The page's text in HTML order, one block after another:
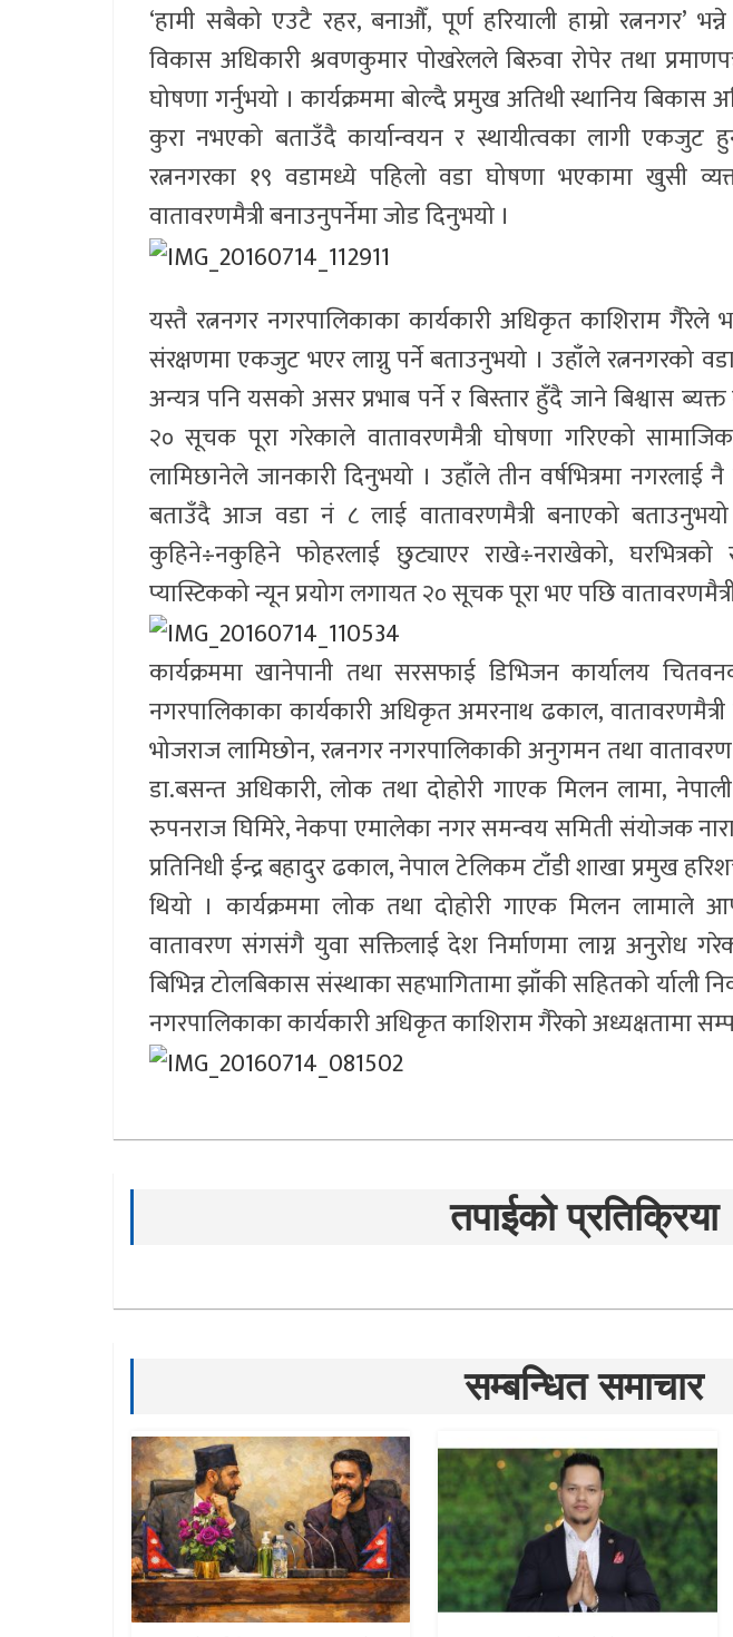
‘हामी सबैको एउटै रहर, बनाऔँ, पूर्ण हरियाली हाम्रो रत्ननगर’
विकास अधिकारी श्रवणकुमार पोखरेलले बिरुवा रोपेर तथा
घोषणा गर्नुभयो । कार्यक्रममा बोल्दै प्रमुख अतिथी स्थानिय
कुरा नभएको बताउँदै कार्यान्वयन र स्थायीत्वका लागी एकजुट
रत्ननगरका १९ वडामध्ये पहिलो वडा घोषणा भएकामा खुसी
वातावरणमैत्री बनाउनुपर्नेमा जोड दिनुभयो ।
यस्तै रत्ननगर नगरपालिकाका कार्यकारी अधिकृत काशिराम गैरेले
संरक्षणमा एकजुट भएर लाग्नु पर्ने बताउनुभयो । उहाँले रत्ननगरको
अन्यत्र पनि यसको असर प्रभाब पर्ने र बिस्तार हुँदै जाने बिश्वास ब्यक्त
२० सूचक पूरा गरेकाले वातावरणमैत्री घोषणा गरिएको
लामिछानेले जानकारी दिनुभयो । उहाँले तीन वर्षभित्रमा नगरलाई
बताउँदै आज वडा नं ८ लाई वातावरणमैत्री बनाएको
कुहिने÷नकुहिने फोहरलाई छुट्याएर राखे÷नराखेको,
प्यास्टिकको न्यून प्रयोग लगायत २० सूचक पूरा भए पछि
कार्यक्रममा खानेपानी तथा सरसफाई डिभिजन कार्यालय
नगरपालिकाका कार्यकारी अधिकृत अमरनाथ ढकाल,
भोजराज लामिछोन, रत्ननगर नगरपालिकाकी अनुगमन तथा
डा.बसन्त अधिकारी, लोक तथा दोहोरी गाएक मिलन लामा,
रुपनराज घिमिरे, नेकपा एमालेका नगर समन्वय समिती संयोजक
प्रतिनिधी ईन्द्र बहादुर ढकाल, नेपाल टेलिकम टाँडी शाखा प्रमुख
थियो । कार्यक्रममा लोक तथा दोहोरी गाएक मिलन लामाले
वातावरण संगसंगै युवा सक्तिलाई देश निर्माणमा लाग्न अनुरोध
बिभिन्न टोलबिकास संस्थाका सहभागितामा झाँकी सहितको र्याली
नगरपालिकाका कार्यकारी अधिकृत काशिराम गैरेको अध्यक्षतामा
तपाईको प्रतिक्रिया
सम्बन्धित समाचार